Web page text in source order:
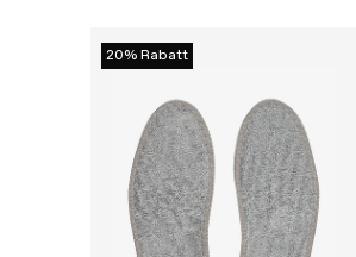
20% Rabatt